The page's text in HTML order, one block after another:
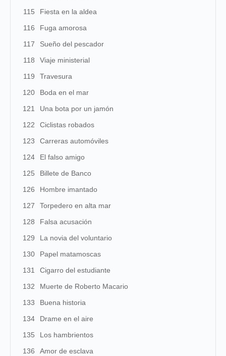
115
Fiesta en la aldea
116
Fuga amorosa
117
Sueño del pescador
118
Viaje ministerial
119
Travesura
120
Boda en el mar
121
Una bota por un jamón
122
Ciclistas robados
123
Carreras automóviles
124
El falso amigo
125
Billete de Banco
126
Hombre imantado
127
Torpedero en alta mar
128
Falsa acusación
129
La novia del voluntario
130
Papel matamoscas
131
Cigarro del estudiante
132
Muerte de Roberto Macario
133
Buena historia
134
Drame en el aire
135
Los hambrientos
136
Amor de esclava